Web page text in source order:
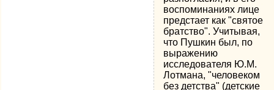
воспоминаниях лице
предстает как "святое
братство". Учитывая,
что Пушкин был, по
выражению
исследователя Ю.М.
Лотмана, "человеком
без детства" (детские